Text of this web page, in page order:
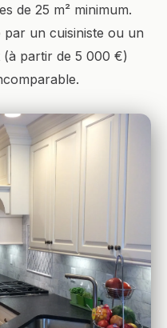
de 25 m² minimum.
un cuisiniste ou un
(à partir de 5 000 €)